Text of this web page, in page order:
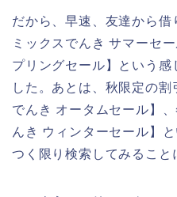
だから、早速、友達から借
ミックスでんき サマーセ
プリングセール】という感
した。あとは、秋限定の
でんき オータムセール】
んき ウィンターセール】
つく限り検索してみること